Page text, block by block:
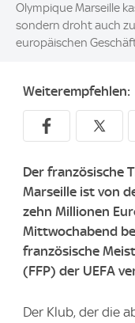
Image:
Olympique Marseille
sondern droht auch
europäischen
Weiterempfehlen:
Der französische
Marseille ist von
zehn Millionen
Mittwochabend
französische
(FFP) der UEFA
Der Klub, der die